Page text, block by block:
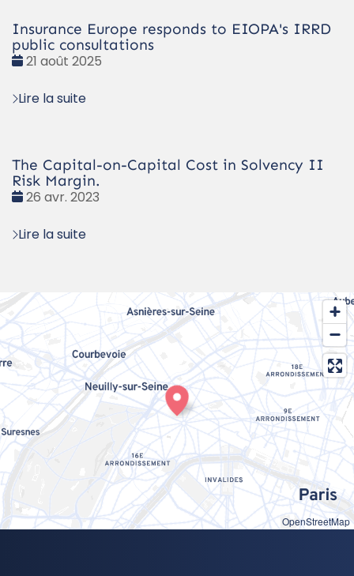
Insurance Europe responds to EIOPA's IRRD
public consultations
Date
21 août 2025
Lire la suite
The Capital-on-Capital Cost in Solvency II
Risk Margin.
Date
26 avr. 2023
Lire la suite
OpenStreetMap